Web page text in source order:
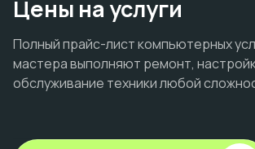
Цены на услуги
Полный прайс-лист компьютерных
мастера выполняют ремонт,
обслуживание техники любой